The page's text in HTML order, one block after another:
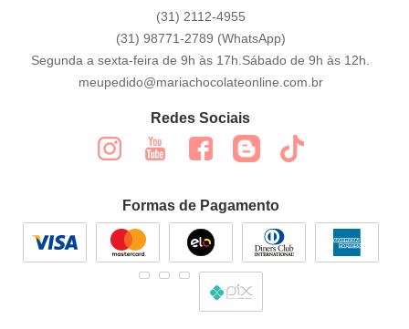
(31) 2112-4955
(31) 98771-2789 (WhatsApp)
Segunda a sexta-feira de 9h às 17h.Sábado de 9h às 12h.
meupedido@mariachocolateonline.com.br
Redes Sociais
Formas de Pagamento